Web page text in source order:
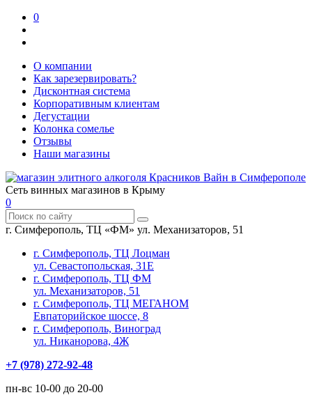
0
О компании
Как зарезервировать?
Дисконтная система
Корпоративным клиентам
Дегустации
Колонка сомелье
Отзывы
Наши магазины
Сеть винных магазинов в Крыму
0
г. Симферополь, ТЦ «ФМ» ул. Механизаторов, 51
г. Симферополь, ТЦ Лоцман
ул. Севастопольская, 31Е
г. Симферополь, ТЦ ФМ
ул. Механизаторов, 51
г. Симферополь, ТЦ МЕГАНОМ
Евпаторийское шоссе, 8
г. Симферополь, Виноград
ул. Никанорова, 4Ж
+7 (978) 272-92-48
пн-вс 10-00 до 20-00